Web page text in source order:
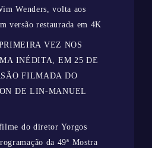
Wenders, volta aos
versão restaurada em 4K
VEZ NOS
INÉDITA, EM 25 DE
FILMADA DO
DE LIN-MANUEL
do diretor Yorgos
da 49ª Mostra